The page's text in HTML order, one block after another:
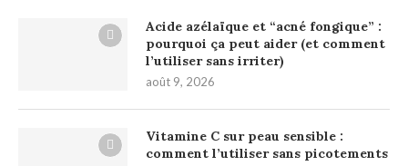
Acide azélaïque et “acné fongique” :
pourquoi ça peut aider (et comment
l’utiliser sans irriter)
août 9, 2026
Vitamine C sur peau sensible :
comment l’utiliser sans picotements